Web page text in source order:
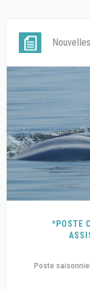
Nouvelles
*POSTE
Poste